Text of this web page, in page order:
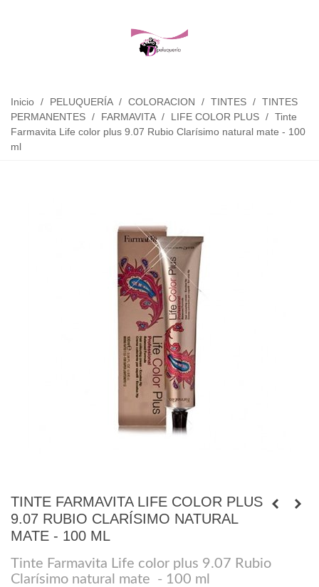
Inicio / PELUQUERÍA / COLORACION / TINTES / TINTES
PERMANENTES / FARMAVITA / LIFE COLOR PLUS / Tinte
Farmavita Life color plus 9.07 Rubio Clarísimo natural mate - 100
ml
TINTE FARMAVITA LIFE COLOR PLUS
9.07 RUBIO CLARÍSIMO NATURAL
MATE - 100 ML
Tinte Farmavita Life color plus 9.07 Rubio
Clarísimo natural mate - 100 ml